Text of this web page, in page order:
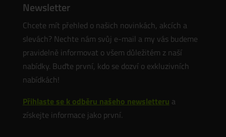
Newsletter
Chcete mít přehled o našich novinkách, akcích a
slevách? Nechte nám svůj e-mail a my vás budeme
pravidelně informovat o všem důležitém z naší
nabídky. Buďte první, kdo se dozví o exkluzivních
nabídkách!
Přihlaste se k odběru našeho newsletteru a
získejte informace jako první.